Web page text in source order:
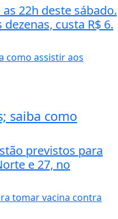
22h deste sábado.
custa R$ 6.
saiba como
previstos para
e 27, no